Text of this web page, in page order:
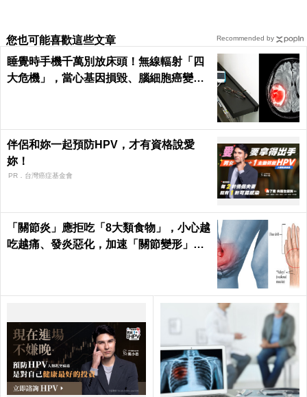
您也可能喜歡這些文章
睡覺時手機千萬別放床頭！無線輻射「四
大危機」，當心基因損毀、腦細胞癌變！
伴侶和妳一起預防HPV，才有資格說愛
妳！
PR．台灣癌症基金會
「關節炎」應拒吃「8大類食物」，小心越
吃越痛、發炎惡化，加速「關節變形」！
Recommended by